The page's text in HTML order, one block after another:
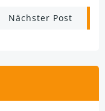
Nächster Post